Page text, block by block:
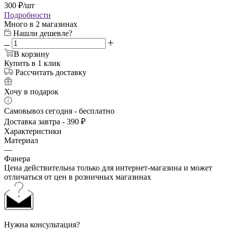
300 ₽/шт
Подробности
Много в 2 магазинах
Нашли дешевле?
В корзину
Купить в 1 клик
Рассчитать доставку
Хочу в подарок
Самовывоз сегодня - бесплатно
Доставка завтра - 390 ₽
Характеристики
Материал
—
Фанера
Цена действительна только для интернет-магазина и может
отличаться от цен в розничных магазинах
Нужна консультация?